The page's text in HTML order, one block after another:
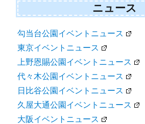
ニュース
勾当台公園イベントニュース
東京イベントニュース
上野恩賜公園イベントニュース
代々木公園イベントニュース
日比谷公園イベントニュース
久屋大通公園イベントニュース
大阪イベントニュース